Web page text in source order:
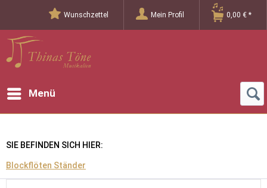
Wunschzettel Mein Profil 0,00 € *
Menü
SIE BEFINDEN SICH HIER:
Blockflöten Ständer